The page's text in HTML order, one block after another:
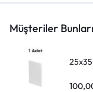
Müşteriler
25x35